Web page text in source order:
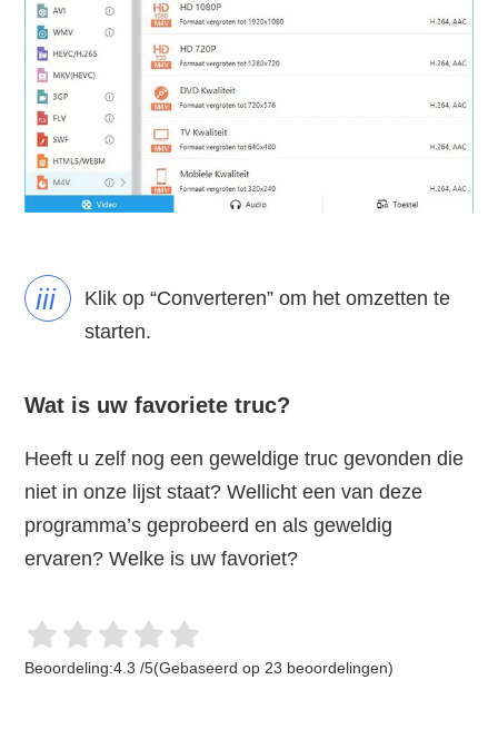
iii
Klik op “Converteren” om het omzetten te
starten.
Wat is uw favoriete truc?
Heeft u zelf nog een geweldige truc gevonden die
niet in onze lijst staat? Wellicht een van deze
programma’s geprobeerd en als geweldig
ervaren? Welke is uw favoriet?
Beoordeling:4.3 /5(Gebaseerd op 23 beoordelingen)